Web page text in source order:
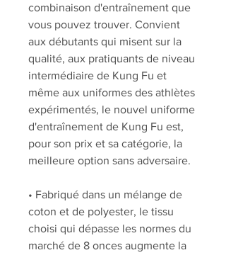
combinaison d'entraînement que
vous pouvez trouver. Convient
aux débutants qui misent sur la
qualité, aux pratiquants de niveau
intermédiaire de Kung Fu et
même aux uniformes des athlètes
expérimentés, le nouvel uniforme
d'entraînement de Kung Fu est,
pour son prix et sa catégorie, la
meilleure option sans adversaire.
• Fabriqué dans un mélange de
coton et de polyester, le tissu
choisi qui dépasse les normes du
marché de 8 onces augmente la